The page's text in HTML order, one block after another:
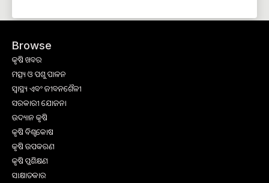
Browse
କୃଷି ଖବର
ମତ୍ସ୍ୟ ଓ ପଶୁ ପାଳନ
ସ୍ୱାସ୍ଥ୍ୟ ଏବଂ ଜୀବନଶୈଳୀ
ସରକାରୀ ଯୋଜନା
ଉଦ୍ୟାନ କୃଷି
କୃଷି ବିଶ୍ବକୋଷ
କୃଷି ଉପକରଣ
କୃଷି ପ୍ରଶିକ୍ଷଣ
ସାକ୍ଷାତକାର